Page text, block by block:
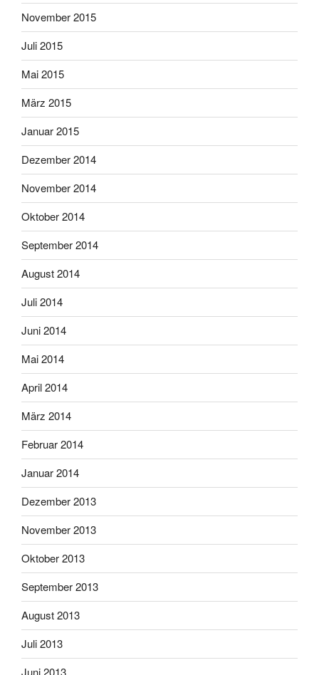
November 2015
Juli 2015
Mai 2015
März 2015
Januar 2015
Dezember 2014
November 2014
Oktober 2014
September 2014
August 2014
Juli 2014
Juni 2014
Mai 2014
April 2014
März 2014
Februar 2014
Januar 2014
Dezember 2013
November 2013
Oktober 2013
September 2013
August 2013
Juli 2013